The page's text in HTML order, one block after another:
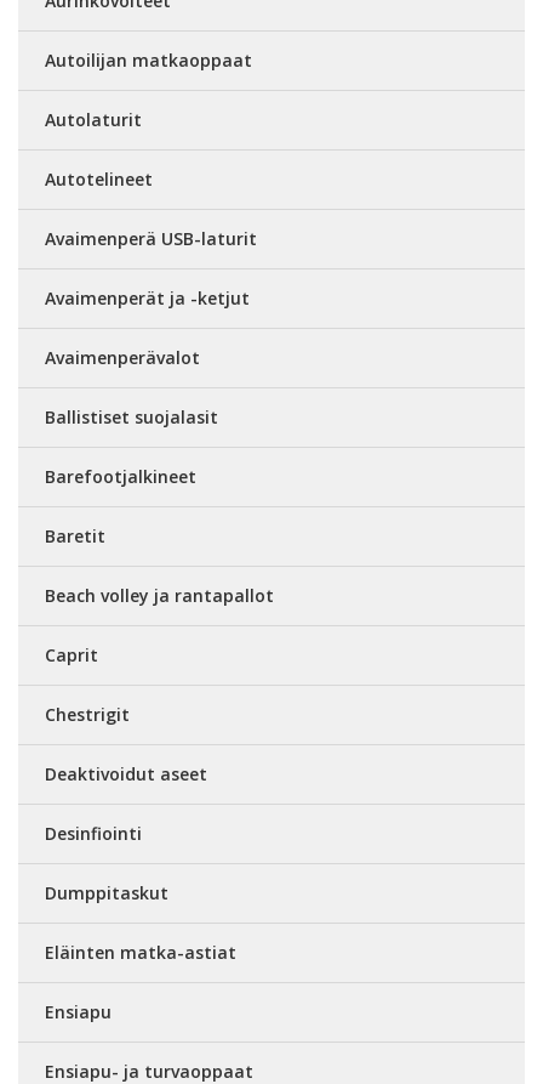
Autoilijan matkaoppaat
Autolaturit
Autotelineet
Avaimenperä USB-laturit
Avaimenperät ja -ketjut
Avaimenperävalot
Ballistiset suojalasit
Barefootjalkineet
Baretit
Beach volley ja rantapallot
Caprit
Chestrigit
Deaktivoidut aseet
Desinfiointi
Dumppitaskut
Eläinten matka-astiat
Ensiapu
Ensiapu- ja turvaoppaat